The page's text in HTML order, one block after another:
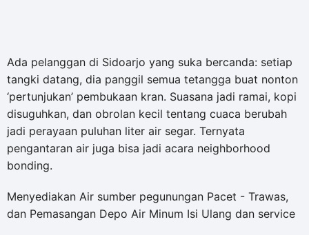
Ada pelanggan di Sidoarjo yang suka bercanda: setiap
tangki datang, dia panggil semua tetangga buat nonton
‘pertunjukan’ pembukaan kran. Suasana jadi ramai, kopi
disuguhkan, dan obrolan kecil tentang cuaca berubah
jadi perayaan puluhan liter air segar. Ternyata
pengantaran air juga bisa jadi acara neighborhood
bonding.
Menyediakan Air sumber pegunungan Pacet - Trawas,
dan Pemasangan Depo Air Minum Isi Ulang dan service